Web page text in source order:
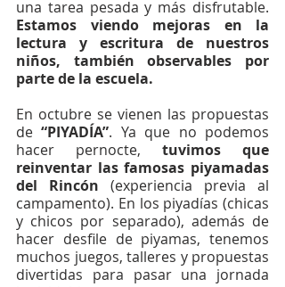
Estamos viendo mejoras en la
lectura y escritura de nuestros
niños, también observables por
parte de la escuela.
En octubre se vienen las propuestas
de “PIYADÍA”. Ya que no podemos
hacer pernocte, tuvimos que
reinventar las famosas piyamadas
del Rincón (experiencia previa al
campamento). En los piyadías (chicas
y chicos por separado), además de
hacer desfile de piyamas, tenemos
muchos juegos, talleres y propuestas
divertidas para pasar una jornada